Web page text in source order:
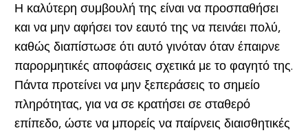
Η καλύτερη συμβουλή της είναι να προσπαθήσει
και να μην αφήσει τον εαυτό της να πεινάει πολύ,
καθώς διαπίστωσε ότι αυτό γινόταν όταν έπαιρνε
παρορμητικές αποφάσεις σχετικά με το φαγητό της.
Πάντα προτείνει να μην ξεπεράσεις το σημείο
πληρότητας, για να σε κρατήσει σε σταθερό
επίπεδο, ώστε να μπορείς να παίρνεις διαισθητικές